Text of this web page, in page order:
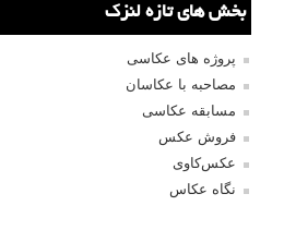
بخش های تازه لنزک
پروژه های عکاسی
مصاحبه با عکاسان
مسابقه عکاسی
فروش عکس
عکس‌کاوی
نگاه عکاس